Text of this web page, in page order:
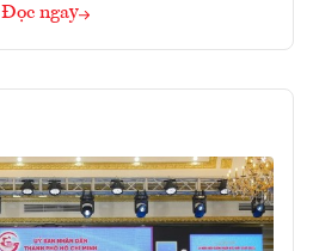
Đọc ngay